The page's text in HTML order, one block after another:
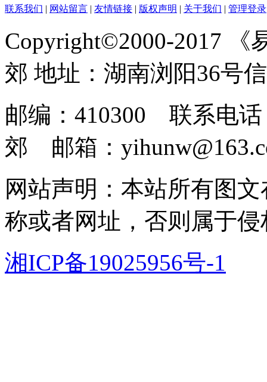
联系我们 | 网站留言 | 友情链接 | 版权声明 | 关于我们 | 管理登录
Copyright©2000-2017 《
郊 地址：湖南浏阳36号
邮编：410300 联系电
郊 邮箱：
网站声明：本站所有图
称或者网址，否则属于
湘ICP备19025956号-1